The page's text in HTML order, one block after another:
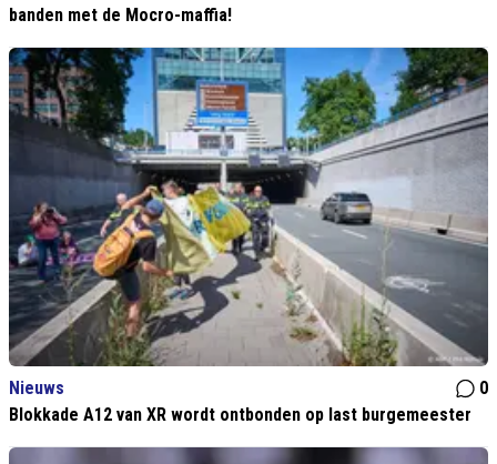
banden met de Mocro-maffia!
Nieuws
0
Blokkade A12 van XR wordt ontbonden op last burgemeester